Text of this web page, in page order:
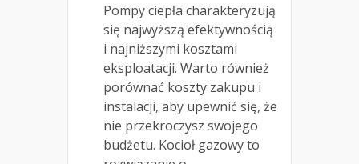
Pompy ciepła charakteryzują
się najwyższą efektywnością
i najniższymi kosztami
eksploatacji. Warto również
porównać koszty zakupu i
instalacji, aby upewnić się, że
nie przekroczysz swojego
budżetu. Kocioł gazowy to